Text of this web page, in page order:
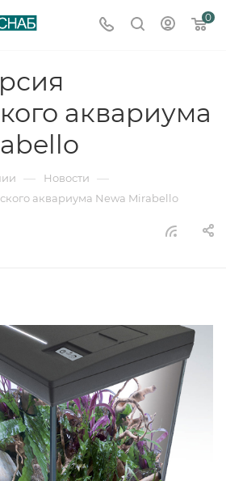
0
аквариума
— Новости —
аквариума Newa Mirabello